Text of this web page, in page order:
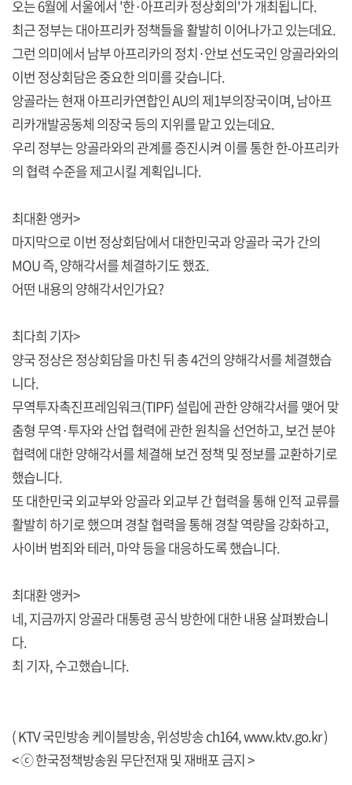
오는 6월에 서울에서 '한·아프리카 정상회의'가 개최됩니다.
최근 정부는 대아프리카 정책들을 활발히 이어나가고 있는데요.
그런 의미에서 남부 아프리카의 정치·안보 선도국인 앙골라와의
이번 정상회담은 중요한 의미를 갖습니다.
앙골라는 현재 아프리카연합인 AU의 제1부의장국이며, 남아프
리카개발공동체 의장국 등의 지위를 맡고 있는데요.
우리 정부는 앙골라와의 관계를 증진시켜 이를 통한 한-아프리카
의 협력 수준을 제고시킬 계획입니다.
최대환 앵커>
마지막으로 이번 정상회담에서 대한민국과 앙골라 국가 간의
MOU 즉, 양해각서를 체결하기도 했죠.
어떤 내용의 양해각서인가요?
최다희 기자>
양국 정상은 정상회담을 마친 뒤 총 4건의 양해각서를 체결했습
니다.
무역투자촉진프레임워크(TIPF) 설립에 관한 양해각서를 맺어 맞
춤형 무역·투자와 산업 협력에 관한 원칙을 선언하고, 보건 분야
협력에 대한 양해각서를 체결해 보건 정책 및 정보를 교환하기로
했습니다.
또 대한민국 외교부와 앙골라 외교부 간 협력을 통해 인적 교류를
활발히 하기로 했으며 경찰 협력을 통해 경찰 역량을 강화하고,
사이버 범죄와 테러, 마약 등을 대응하도록 했습니다.
최대환 앵커>
네, 지금까지 앙골라 대통령 공식 방한에 대한 내용 살펴봤습니
다.
최 기자, 수고했습니다.
( KTV 국민방송 케이블방송, 위성방송 ch164,www.ktv.go.kr)
< ⓒ 한국정책방송원 무단전재 및 재배포 금지 >